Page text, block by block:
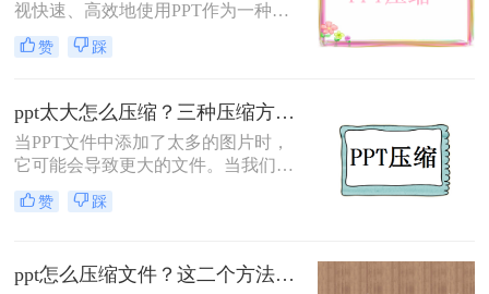
视快速、高效地使用PPT作为一种常
见的演示工具。但是，一个常见的问
题是，PPT文件通常非常大，特别是
时。这对于发送文件或将其上传到云
存储服务的人来说，可能会成为一个
问题。因此，了解ppt压缩文件怎么压
缩最小是非常有用的。在本指南中，
我们将逐步介绍一些技巧和方法来压
缩PPT文件。
赞 踩
ppt太大怎么压缩？三种压缩方法教会你！
当PPT文件中添加了太多的图片时，
它可能会导致更大的文件。当我们处
理更大的PPT文件时，我们可能会遇
到一些问题，这需要我们学习PPT压
赞 踩
ppt怎么压缩文件？这二个方法可以解决你的烦恼！